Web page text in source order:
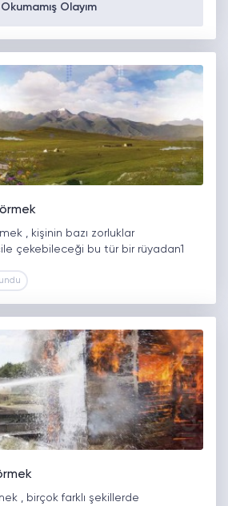
Okumamış Olayım
, kişinin bazı zorluklar
çekebileceği bu tür bir rüyadan1
, birçok farklı şekillerde